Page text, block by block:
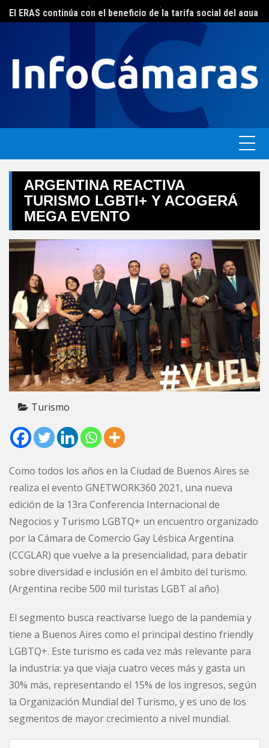
Skip
to
El ERAS continúa con el beneficio de la tarifa social del agua
ARGENTINA REACTIVA
TURISMO LGBTI+ Y ACOGERÁ
MEGA EVENTO
Turismo
Como todos los años en la Ciudad de Buenos Aires se
realiza el evento GNETWORK360 2021, una nueva
edición de la 13ra Conferencia Internacional de
Negocios y Turismo LGBTQ+ un encuentro organizado
por la Cámara de Comercio Gay Lésbica Argentina
(CCGLAR) que vuelve a la presencialidad, para debatir
sobre diversidad e inclusión en el ámbito del turismo.
(Argentina recibe 500 mil turistas LGBT al año)
El segmento busca reactivarse luego de la pandemia y
tiene a Buenos Aires como el principal destino friendly
LGBTQ+. Este turismo es cada vez más relevante para
la industria: ya que viaja cuatro veces más y gasta un
30% más, representando el 15% de los ingresos, según
la Organización Mundial del Turismo, y es uno de los
segmentos de mayor crecimiento a nivel mundial.